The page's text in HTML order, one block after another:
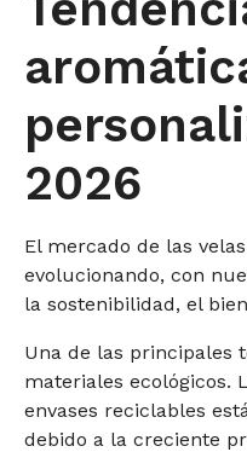
2026
El mercado de las
evolucionando, con
la sostenibilidad, el
Una de las principales
materiales ecológicos.
envases reciclables
debido a la creciente